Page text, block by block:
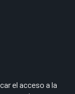
el acceso a la